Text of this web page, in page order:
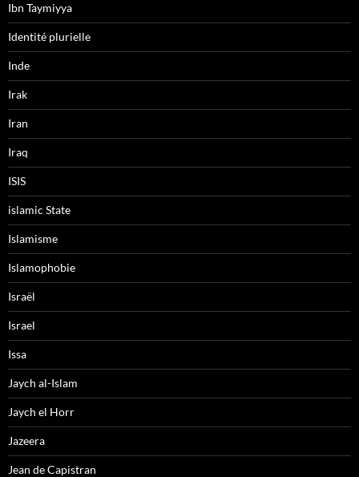
Ibn Taymiyya
Identité plurielle
Inde
Irak
Iran
Iraq
ISIS
islamic State
Islamisme
Islamophobie
Israël
Israel
Issa
Jaych al-Islam
Jaych el Horr
Jazeera
Jean de Capistran